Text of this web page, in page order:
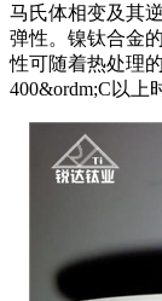
马氏体相变及其
弹性。镍钛合金
性可随着热处理
400&ordm;C以上